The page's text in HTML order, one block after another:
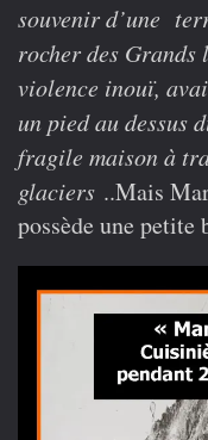
souvenir d’une
rocher des Grands
violence inouï,
un pied au dessus
fragile maison à
glaciers ..Mais
possède une